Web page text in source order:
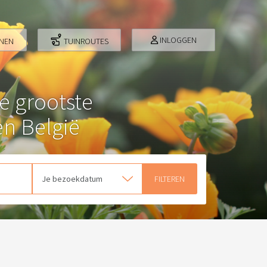
TUINROUTES INLOGGEN
grootste
België
Je bezoekdatum